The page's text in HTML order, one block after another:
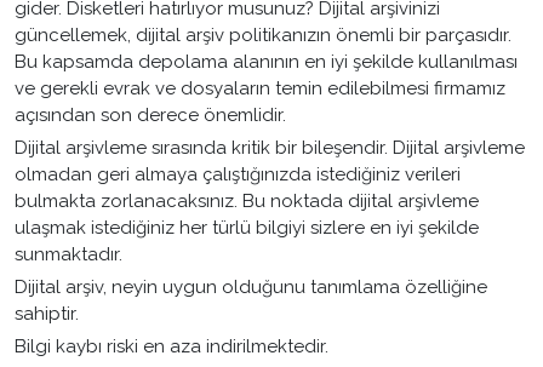
gider. Disketleri hatırlıyor musunuz? Dijital arşivinizi
güncellemek, dijital arşiv politikanızın önemli bir parçasıdır.
Bu kapsamda depolama alanının en iyi şekilde kullanılması
ve gerekli evrak ve dosyaların temin edilebilmesi firmamız
açısından son derece önemlidir.
Dijital arşivleme sırasında kritik bir bileşendir. Dijital arşivleme
olmadan geri almaya çalıştığınızda istediğiniz verileri
bulmakta zorlanacaksınız. Bu noktada dijital arşivleme
ulaşmak istediğiniz her türlü bilgiyi sizlere en iyi şekilde
sunmaktadır.
Dijital arşiv, neyin uygun olduğunu tanımlama özelliğine
sahiptir.
Bilgi kaybı riski en aza indirilmektedir.